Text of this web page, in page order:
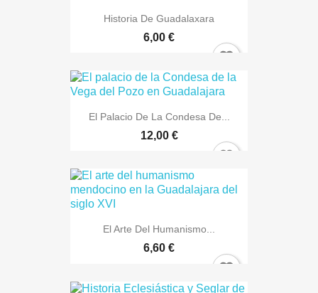
Historia De Guadalaxara
6,00 €
El Palacio De La Condesa De...
12,00 €
El Arte Del Humanismo...
6,60 €